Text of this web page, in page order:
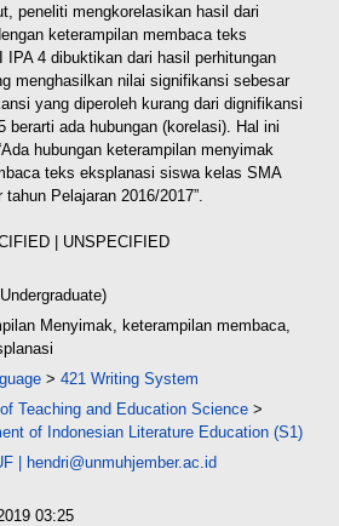
peneliti mengkorelasikan hasil dari
keterampilan membaca teks
4 dibuktikan dari hasil perhitungan
menghasilkan nilai signifikansi sebesar
yang diperoleh kurang dari dignifikansi
berarti ada hubungan (korelasi). Hal ini
hubungan keterampilan menyimak
teks eksplanasi siswa kelas SMA
Pelajaran 2016/2017”.
| UNSPECIFIED
Menyimak, keterampilan membaca,
> 421 Writing System
Teaching and Education Science >
of Indonesian Literature Education (S1)
| hendri@unmuhjember.ac.id
03:25